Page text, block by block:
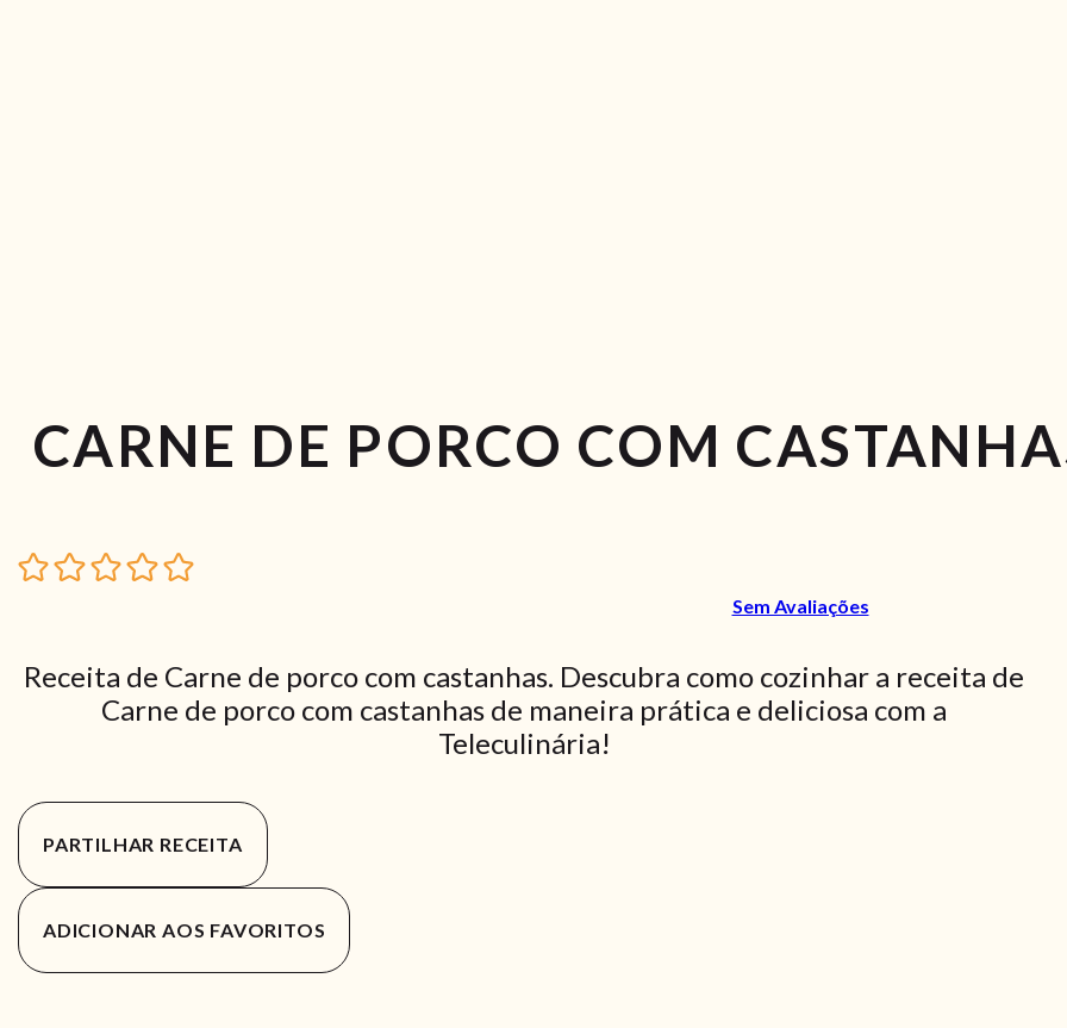
CARNE DE PORCO COM
Sem Avaliações
Receita de Carne de porco com castanhas. Descubra como cozinhar a receita de
Carne de porco com castanhas de maneira prática e deliciosa com a
Teleculinária!
PARTILHAR RECEITA
ADICIONAR AOS FAVORITOS